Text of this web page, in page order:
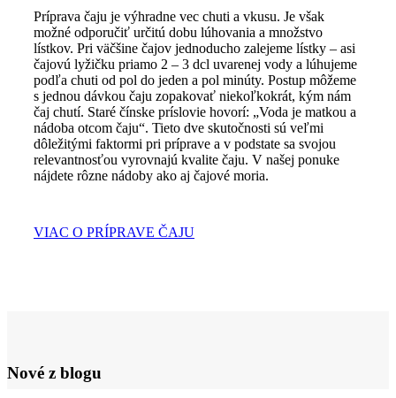
Príprava čaju je výhradne vec chuti a vkusu. Je však
možné odporučiť určitú dobu lúhovania a množstvo
lístkov. Pri väčšine čajov jednoducho zalejeme lístky – asi
čajovú lyžičku priamo 2 – 3 dcl uvarenej vody a lúhujeme
podľa chuti od pol do jeden a pol minúty. Postup môžeme
s jednou dávkou čaju zopakovať niekoľkokrát, kým nám
čaj chutí. Staré čínske príslovie hovorí: „Voda je matkou a
nádoba otcom čaju“. Tieto dve skutočnosti sú veľmi
dôležitými faktormi pri príprave a v podstate sa svojou
relevantnosťou vyrovnajú kvalite čaju. V našej ponuke
nájdete rôzne nádoby ako aj čajové moria.
VIAC O PRÍPRAVE ČAJU
Nové z blogu
ČAJU,
Oráč